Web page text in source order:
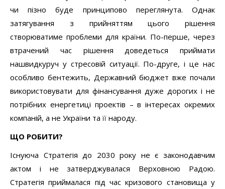
чи пізно буде принципово переглянута. Однак
затягування з прийняттям цього рішення
створюватиме проблеми для країни. По-перше, через
втрачений час рішення доведеться приймати
нашвидкуруч у стресовій ситуації. По-друге, і це нас
особливо бентежить, Державний бюджет вже почали
використовувати для фінансування дуже дорогих і не
потрібних енергетиці проектів – в інтересах окремих
компаній, а не України та її народу.
ЩО РОБИТИ?
Існуюча Стратегія до 2030 року не є законодавчим
актом і не затверджувалася Верховною Радою.
Стратегія приймалася під час кризового становища у